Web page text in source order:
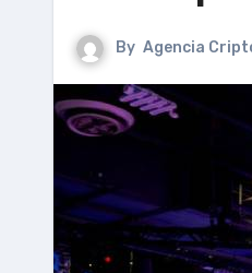
By Agencia